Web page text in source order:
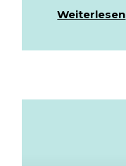
Weiterlesen